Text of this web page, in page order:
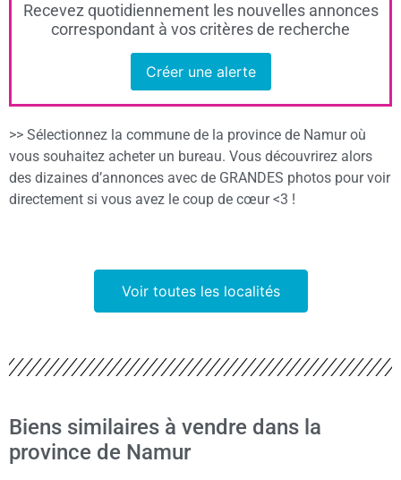
Recevez quotidiennement les nouvelles annonces
correspondant à vos critères de recherche
Créer une alerte
>> Sélectionnez la commune de la province de Namur où
vous souhaitez acheter un bureau. Vous découvrirez alors
des dizaines d’annonces avec de GRANDES photos pour voir
directement si vous avez le coup de cœur <3 !
Voir toutes les localités
Biens similaires à vendre dans la
province de Namur